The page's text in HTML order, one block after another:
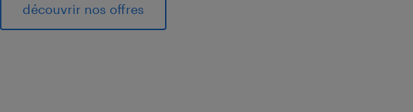
découvrir nos offres